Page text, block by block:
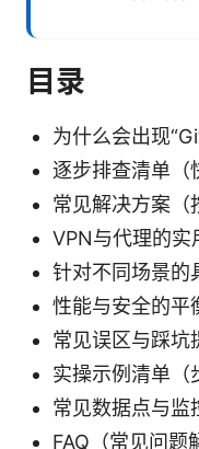
目录
为什么会出现
逐步排查清单（
常见解决方案（
VPN与代理的实
针对不同场景的
性能与安全的平
常见误区与踩坑
实操示例清单（
常见数据点与监
FAQ（常见问题